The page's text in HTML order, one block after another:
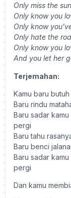
Only miss the
Only know you
Only know
Only hate the
Only know you
And you let her
Terjemahan:
Kamu baru
Baru rindu
Baru sadar
pergi
Baru tahu
Baru benci
Baru sadar
pergi
Dan kamu